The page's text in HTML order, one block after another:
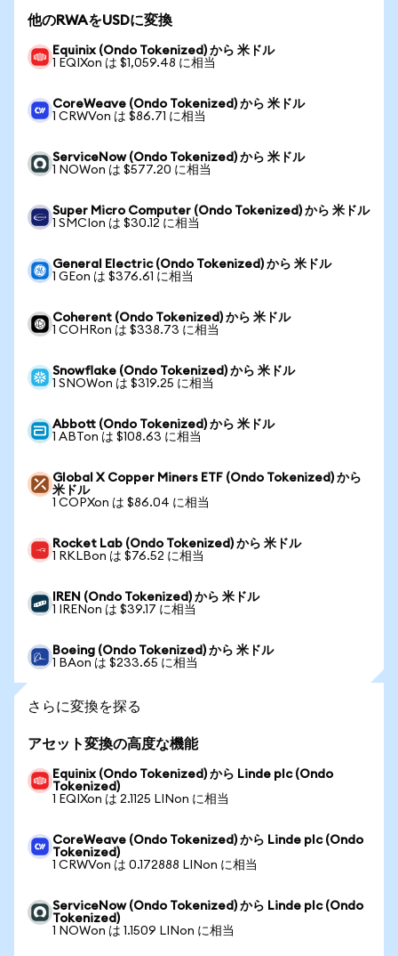
他のRWAをUSDに変換
Equinix (Ondo Tokenized) から 米ドル
1 EQIXon は $1,059.48 に相当
CoreWeave (Ondo Tokenized) から 米ドル
1 CRWVon は $86.71 に相当
ServiceNow (Ondo Tokenized) から 米ドル
1 NOWon は $577.20 に相当
Super Micro Computer (Ondo Tokenized) から 米ドル
1 SMCIon は $30.12 に相当
General Electric (Ondo Tokenized) から 米ドル
1 GEon は $376.61 に相当
Coherent (Ondo Tokenized) から 米ドル
1 COHRon は $338.73 に相当
Snowflake (Ondo Tokenized) から 米ドル
1 SNOWon は $319.25 に相当
Abbott (Ondo Tokenized) から 米ドル
1 ABTon は $108.63 に相当
Global X Copper Miners ETF (Ondo Tokenized) から
米ドル
1 COPXon は $86.04 に相当
Rocket Lab (Ondo Tokenized) から 米ドル
1 RKLBon は $76.52 に相当
IREN (Ondo Tokenized) から 米ドル
1 IRENon は $39.17 に相当
Boeing (Ondo Tokenized) から 米ドル
1 BAon は $233.65 に相当
さらに変換を探る
アセット変換の高度な機能
Equinix (Ondo Tokenized) から Linde plc (Ondo
Tokenized)
1 EQIXon は 2.1125 LINon に相当
CoreWeave (Ondo Tokenized) から Linde plc (Ondo
Tokenized)
1 CRWVon は 0.172888 LINon に相当
ServiceNow (Ondo Tokenized) から Linde plc (Ondo
Tokenized)
1 NOWon は 1.1509 LINon に相当